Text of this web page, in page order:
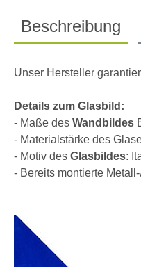
Beschreibung
Unser Hersteller
Details zum Glasbild:
- Maße des Wandbildes
- Materialstärke des
- Motiv des Glasbildes:
- Bereits montierte